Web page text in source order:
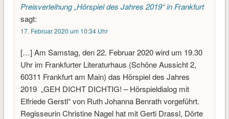
Preisverleihung „Hörspiel des Jahres 2019“ in Frankfurt
sagt:
17. Februar 2020 um 10:34 Uhr
[…] Am Samstag, den 22. Februar 2020 wird um 19.30
Uhr im Frankfurter Literaturhaus (Schöne Aussicht 2,
60311 Frankfurt am Main) das Hörspiel des Jahres
2019 „GEH DICHT DICHTIG! – Hörspieldialog mit
Elfriede Gerstl“ von Ruth Johanna Benrath vorgeführt.
Regisseurin Christine Nagel hat mit Gerti Drassl, Dörte